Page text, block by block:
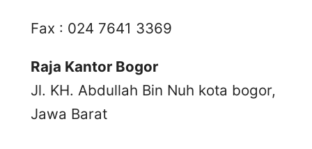
Fax : 024 7641 3369
Raja Kantor Bogor
Jl. KH. Abdullah Bin Nuh kota bogor,
Jawa Barat